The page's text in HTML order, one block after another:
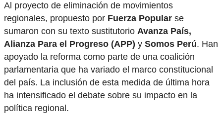
Al proyecto de eliminación de movimientos
regionales, propuesto por Fuerza Popular se
sumaron con su texto sustitutorio Avanza País,
Alianza Para el Progreso (APP) y Somos Perú. Han
apoyado la reforma como parte de una coalición
parlamentaria que ha variado el marco constitucional
del país. La inclusión de esta medida de última hora
ha intensificado el debate sobre su impacto en la
política regional.